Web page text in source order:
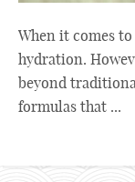
When it comes
hydration.
beyond
formulas that ...